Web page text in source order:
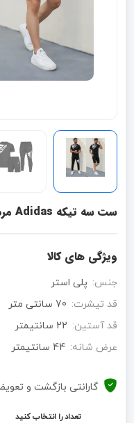
ست سه تیکه Adidas مردانه مدل Tenesi
ویژگی های کالا
جنس: پلی استر
قد تیشرت: 70 سانتی متر
قد آستین: 22 سانتیمتر
عرض شانه: 44 سانتیمتر
گارانتی بازگشت و تعویض
تعداد را انتخاب کنید